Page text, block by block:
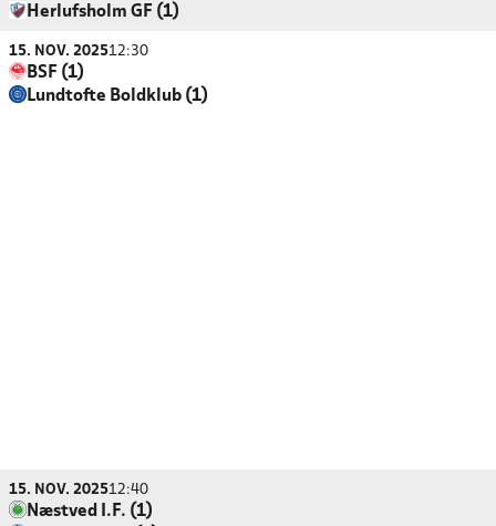
Herlufsholm GF (1)
15. NOV. 202512:30
BSF (1)
Lundtofte Boldklub (1)
15. NOV. 202512:40
Næstved I.F. (1)